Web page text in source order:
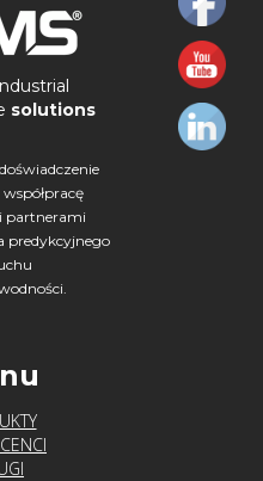
solutions
partnerami
predykcyjnego